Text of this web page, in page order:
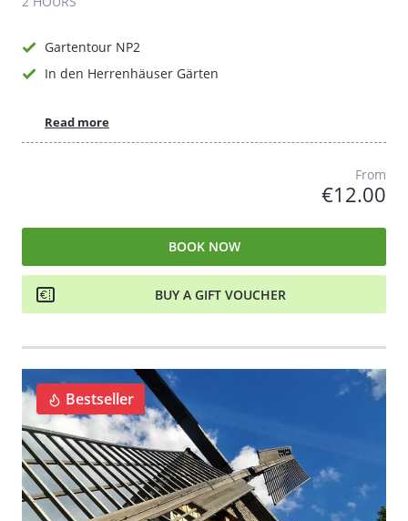
Gartentour NP2
In den Herrenhäuser Gärten
Read more
From
€12.00
BOOK NOW
BUY A GIFT VOUCHER
Bestseller